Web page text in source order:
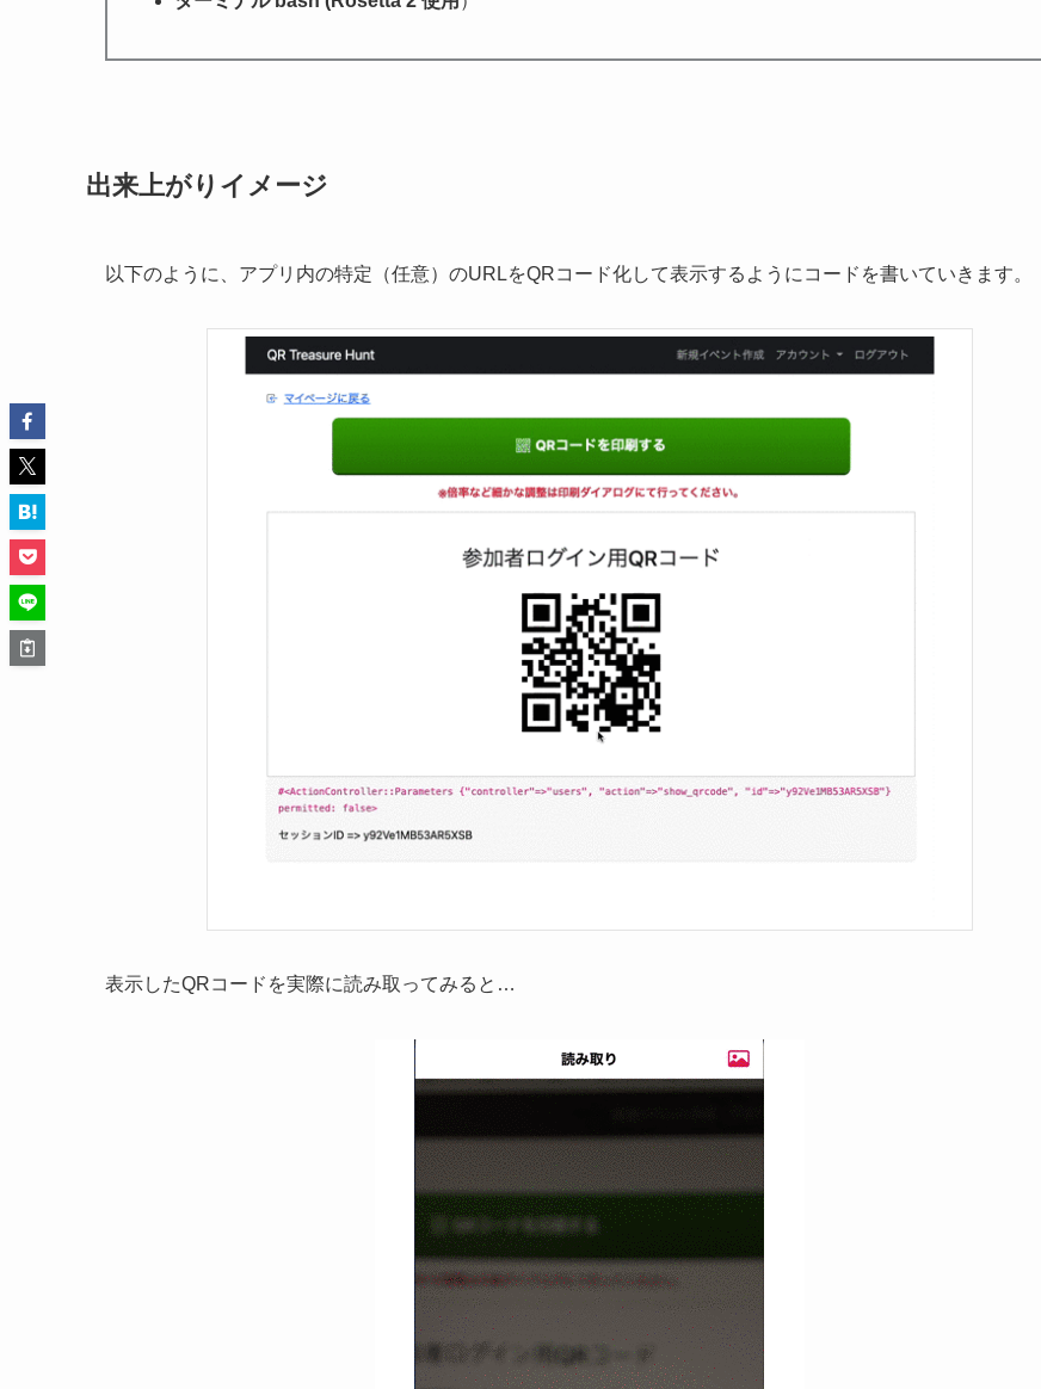
出来上がりイメージ
以下のように、アプリ内の特定（任意）のURLをQRコード化して表示するようにコードを書いていきます。
表示したQRコードを実際に読み取ってみると…